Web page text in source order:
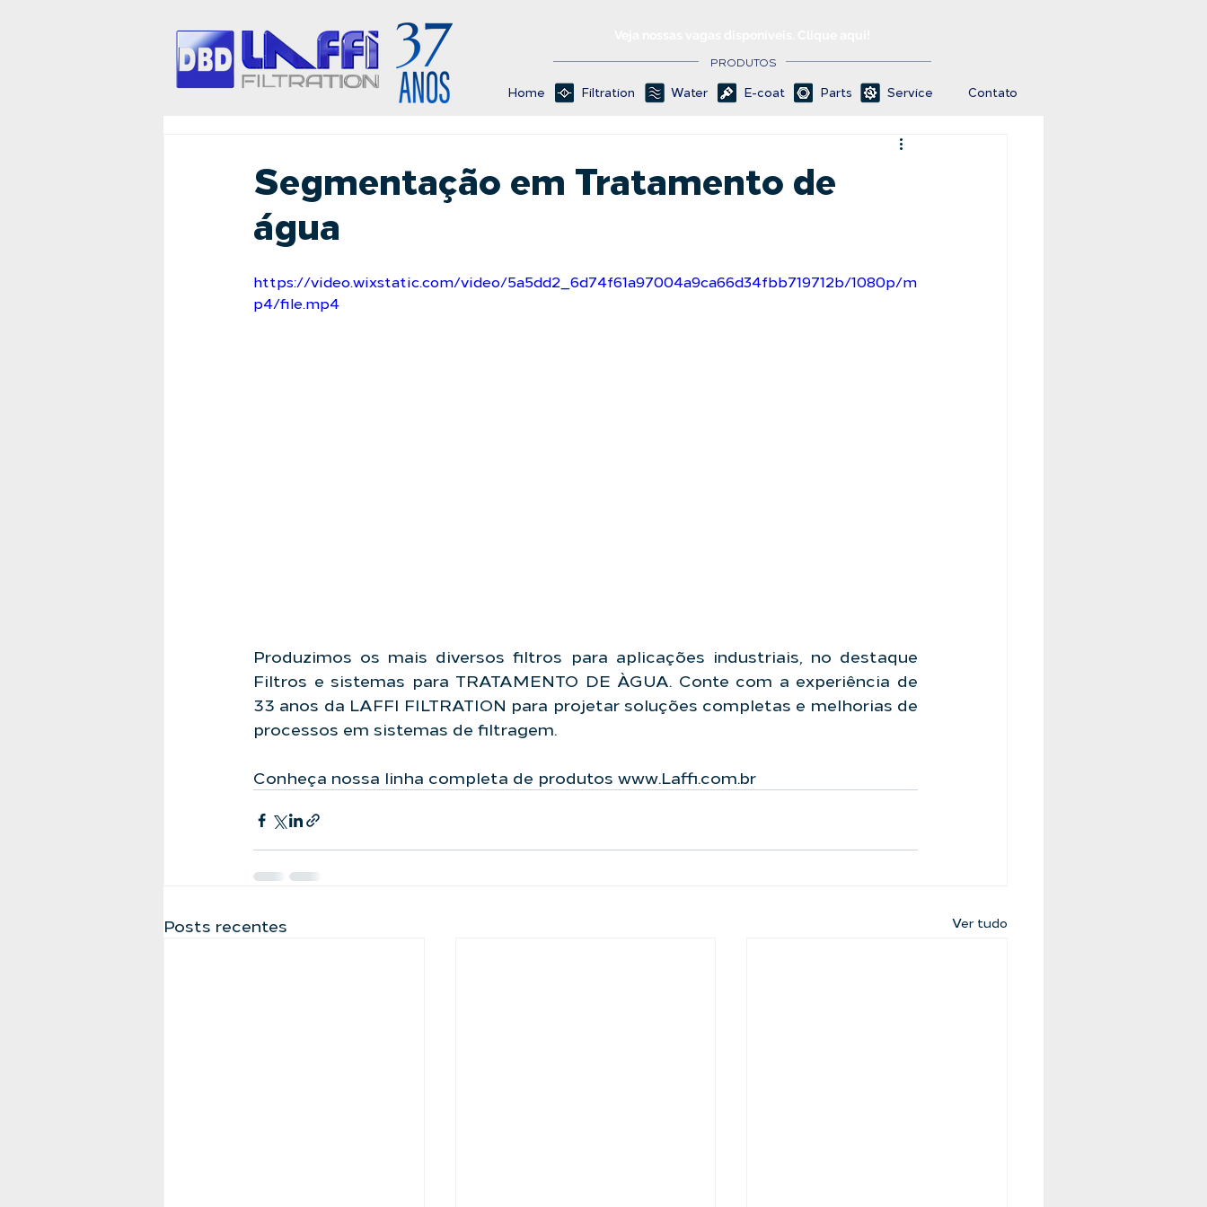
PRODUTOS
Home Filtration Water E-coat Parts Service Contato
Segmentação em Tratamento de
água
https://video.wixstatic.com/video/5a5dd2_6d74f61a97004a9ca66d34fbb719712b/1080p/m
p4/file.mp4
Produzimos os mais diversos filtros para aplicações industriais, no destaque
Filtros e sistemas para TRATAMENTO DE ÀGUA. Conte com a experiência de
33 anos da LAFFI FILTRATION para projetar soluções completas e melhorias de
processos em sistemas de filtragem.
Conheça nossa linha completa de produtos www.Laffi.com.br
Posts recentes Ver tudo